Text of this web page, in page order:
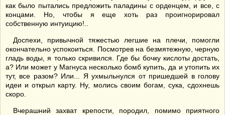
как было пытались предложить паладины с орденцем, и все, с
концами. Но, чтобы я еще хоть раз проигнорировал
собственную интуицию!..
Доспехи, привычной тяжестью легшие на плечи, помогли
окончательно успокоиться. Посмотрев на безмятежную, черную
гладь воды, я только скривился. Где бы бочку кислоты достать,
а? Или может у Магнуса несколько бомб купить, да и утопить их
тут, все разом? Или... Я ухмыльнулся от пришедшей в голову
идеи и открыл карту. Ну, молись своим богам, сука, сдохнешь
скоро.
Вчерашний захват крепости, породил, помимо приятного